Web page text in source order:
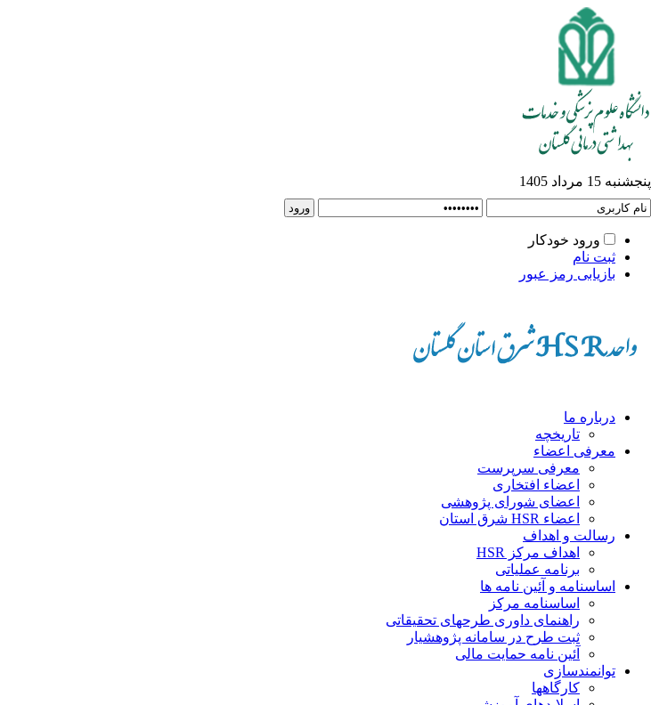
پنجشنبه 15 مرداد 1405
ورود خودکار
ثبت نام
بازیابی رمز عبور
درباره ما
تاریخچه
معرفی اعضاء
معرفی سرپرست
اعضاء افتخاری
اعضای شورای پژوهشی
اعضاء HSR شرق استان
رسالت و اهداف
اهداف مرکز HSR
برنامه عملیاتی
اساسنامه و آئین نامه ها
اساسنامه مرکز
راهنمای داوری طرحهای تحقیقاتی
ثبت طرح در سامانه پژوهشیار
آئین نامه حمایت مالی
توانمندسازی
کارگاهها